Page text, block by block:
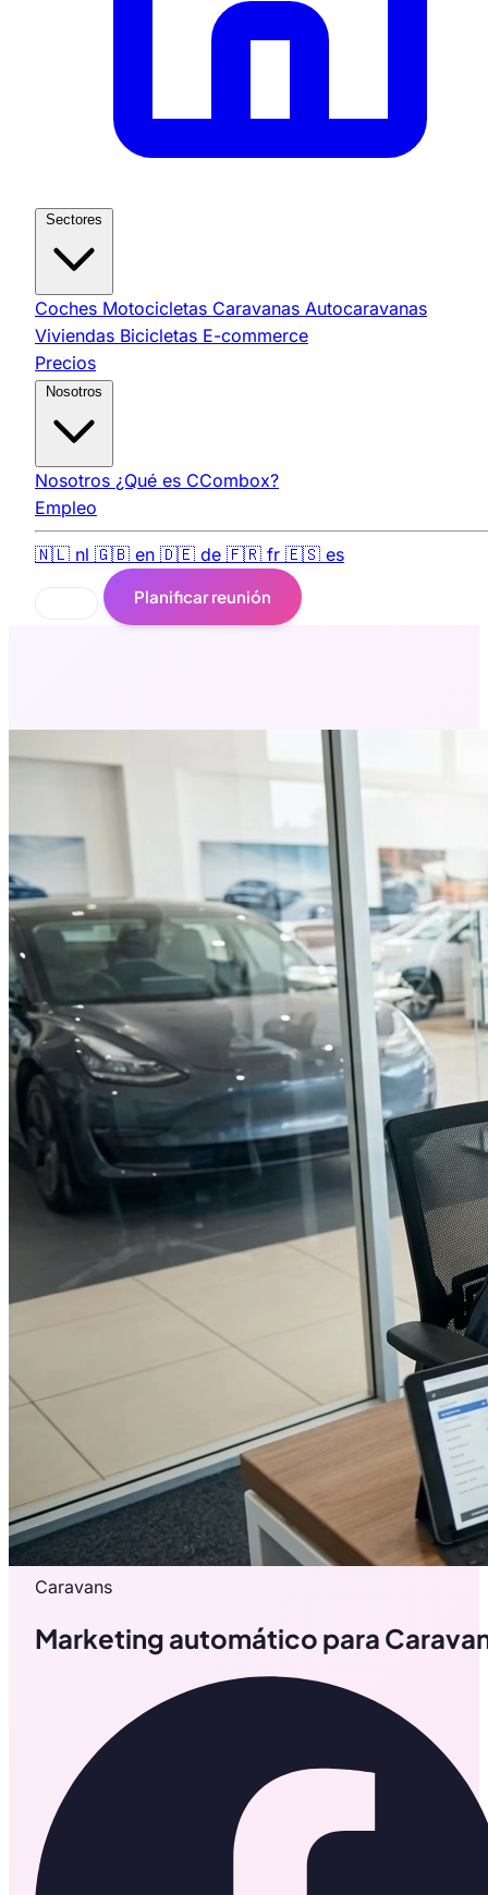
Coches Motocicletas Caravanas Autocaravanas
Viviendas Bicicletas E-commerce
Precios
Nosotros ¿Qué es CCombox?
Empleo
🇳🇱 nl 🇬🇧 en 🇩🇪 de 🇫🇷 fr 🇪🇸 es
Planificar reunión
Caravans
Marketing automático para